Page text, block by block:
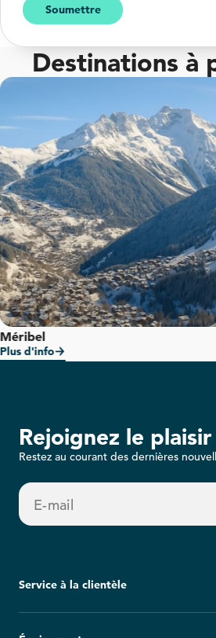
Soumettre
Destinations à
Méribel
Plus d'info
Rejoignez le plaisir
Restez au courant des dernières
E-mail
Service à la clientèle